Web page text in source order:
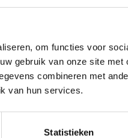
om functies voor
gebruik van onze site met
combineren met
van hun services.
Statistieken
Zwolle, Utrecht. Neem
Verlaat deze direct weer
richting Arnhem. Neem
Ede
Je kunt deze aanhouden